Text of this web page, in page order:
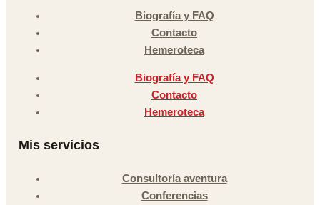
Biografía y FAQ
Contacto
Hemeroteca
Biografía y FAQ
Contacto
Hemeroteca
Mis servicios
Consultoría aventura
Conferencias